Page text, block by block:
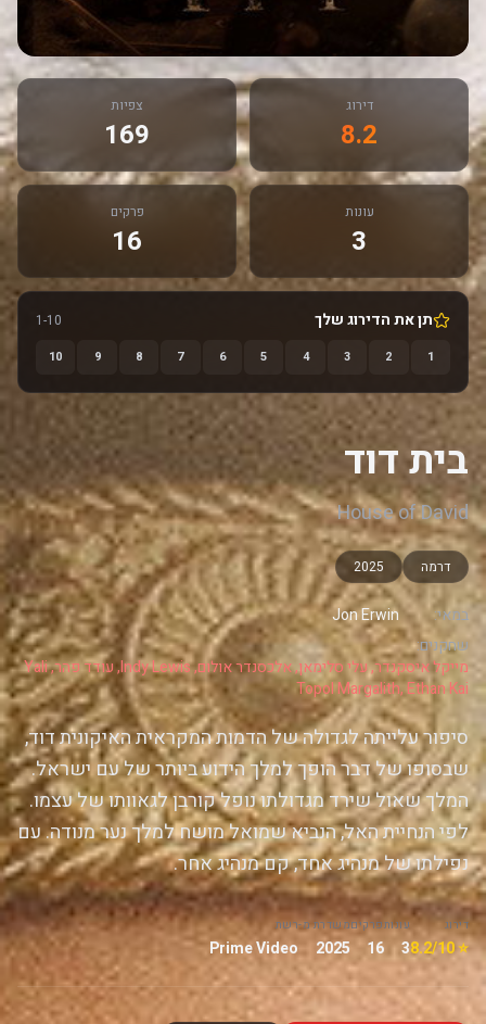
דירוג
8.2
צפיות
169
עונות
3
פרקים
16
תן את הדירוג שלך 1-10
1
2
3
4
5
6
7
8
9
10
בית דוד
House of David
דרמה 2025
במאי:
Jon Erwin
שחקנים:
מייקל איסקנדר, עלי סלימאן, אלכסנדר אולום, Indy Lewis, עודד פהר, Yali
Topol Margalith, Ethan Kai
סיפור עלייתה לגדולה של הדמות המקראית האיקונית דוד,
שבסופו של דבר הופך למלך הידוע ביותר של עם ישראל.
המלך שאול שירד מגדולתו נופל קורבן לגאוותו של עצמו.
לפי הנחיית האל, הנביא שמואל מושח למלך נער מנודה. עם
נפילתו של מנהיג אחד, קם מנהיג אחר.
דירוג
⭐ 8.2/10
עונות
3
פרקים
16
משדרת מ-
2025
רשת
Prime Video